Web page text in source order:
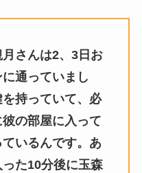
月さんは2、3日お
通っていまし
持っていて、必
の部屋に入って
いるんです。あ
た10分後に玉森